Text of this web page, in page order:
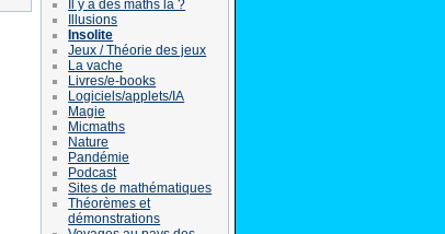
Il y a des maths là ?
Illusions
Insolite
Jeux / Théorie des jeux
La vache
Livres/e-books
Logiciels/applets/IA
Magie
Micmaths
Nature
Pandémie
Podcast
Sites de mathématiques
Théorèmes et
démonstrations